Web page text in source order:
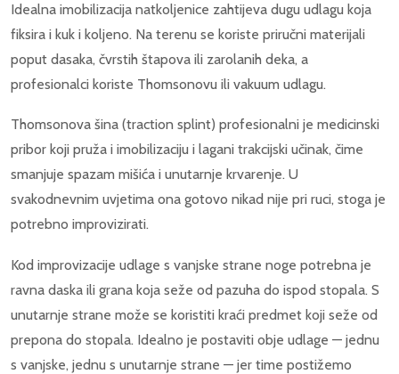
Idealna imobilizacija natkoljenice zahtijeva dugu udlagu koja
fiksira i kuk i koljeno. Na terenu se koriste priručni materijali
poput dasaka, čvrstih štapova ili zarolanih deka, a
profesionalci koriste Thomsonovu ili vakuum udlagu.
Thomsonova šina (traction splint) profesionalni je medicinski
pribor koji pruža i imobilizaciju i lagani trakcijski učinak, čime
smanjuje spazam mišića i unutarnje krvarenje. U
svakodnevnim uvjetima ona gotovo nikad nije pri ruci, stoga je
potrebno improvizirati.
Kod improvizacije udlage s vanjske strane noge potrebna je
ravna daska ili grana koja seže od pazuha do ispod stopala. S
unutarnje strane može se koristiti kraći predmet koji seže od
prepona do stopala. Idealno je postaviti obje udlage — jednu
s vanjske, jednu s unutarnje strane — jer time postižemo